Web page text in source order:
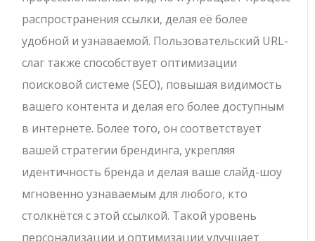
распространения ссылки, делая её более
удобной и узнаваемой. Пользовательский URL-
слаг также способствует оптимизации
поисковой системе (SEO), повышая видимость
вашего контента и делая его более доступным
в интернете. Более того, он соответствует
вашей стратегии брендинга, укрепляя
идентичность бренда и делая ваше слайд-шоу
мгновенно узнаваемым для любого, кто
столкнётся с этой ссылкой. Такой уровень
персонализации и оптимизации улучшает